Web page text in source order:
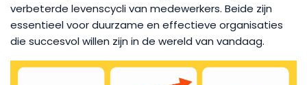
verbeterde levenscycli van medewerkers. Beide zijn
essentieel voor duurzame en effectieve organisaties
die succesvol willen zijn in de wereld van vandaag.